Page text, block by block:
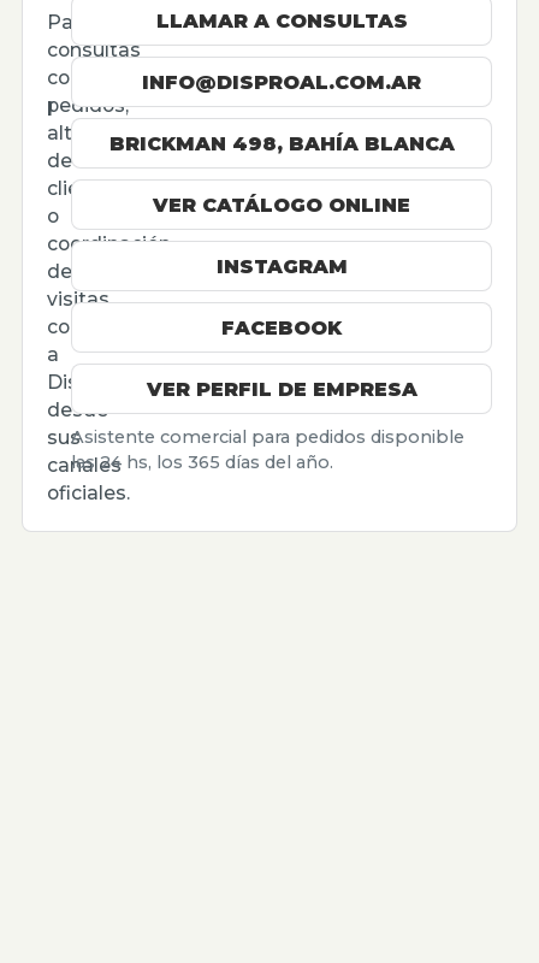
Para
consultas
comerciales,
pedidos,
altas
de
cliente
o
coordinación
de
visitas,
contactá
a
Disproal
desde
sus
canales
oficiales.
LLAMAR A CONSULTAS
INFO@DISPROAL.COM.AR
BRICKMAN 498, BAHÍA BLANCA
VER CATÁLOGO ONLINE
INSTAGRAM
FACEBOOK
VER PERFIL DE EMPRESA
Asistente comercial para pedidos disponible
las 24 hs, los 365 días del año.